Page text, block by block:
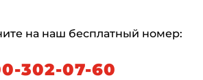
на наш бесплатный номер:
302-07-60